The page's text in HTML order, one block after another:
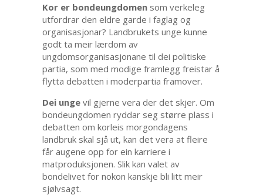
Kor er bondeungdomensom verkeleg
utfordrar den eldre garde i faglag og
organisasjonar? Landbrukets unge kunne
godt ta meir lærdom av
ungdomsorganisasjonane til dei politiske
partia, som med modige framlegg freistar å
flytta debatten i moderpartia framover.
Dei ungevil gjerne vera der det skjer. Om
bondeungdomen ryddar seg større plass i
debatten om korleis morgondagens
landbruk skal sjå ut, kan det vera at fleire
får augene opp for ein karriere i
matproduksjonen. Slik kan valet av
bondelivet for nokon kanskje bli litt meir
sjølvsagt.